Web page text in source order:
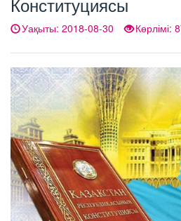
Уақыты: 2018-08-30 Көрлімі: